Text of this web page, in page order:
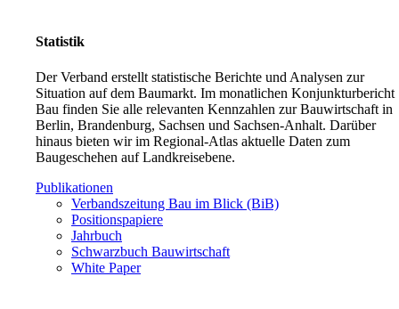
Statistik
Der Verband erstellt statistische Berichte und Analysen zur
Situation auf dem Baumarkt. Im monatlichen Konjunkturbericht
Bau finden Sie alle relevanten Kennzahlen zur Bauwirtschaft in
Berlin, Brandenburg, Sachsen und Sachsen-Anhalt. Darüber
hinaus bieten wir im Regional-Atlas aktuelle Daten zum
Baugeschehen auf Landkreisebene.
Publikationen
Verbandszeitung Bau im Blick (BiB)
Positionspapiere
Jahrbuch
Schwarzbuch Bauwirtschaft
White Paper